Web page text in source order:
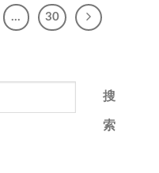
… 30
搜
索